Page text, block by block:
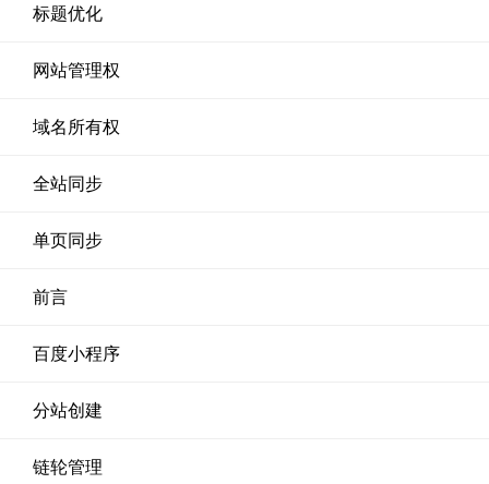
标题优化
网站管理权
域名所有权
全站同步
单页同步
前言
百度小程序
分站创建
链轮管理